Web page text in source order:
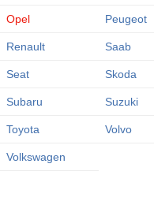
Opel Peugeot
Renault Saab
Seat Skoda
Subaru Suzuki
Toyota Volvo
Volkswagen